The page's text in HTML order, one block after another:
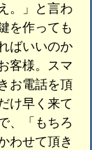
。」と言わ
を作っても
ばいいのか
客様。スマ
お電話を頂
け早く来て
、「もちろ
わせて頂き